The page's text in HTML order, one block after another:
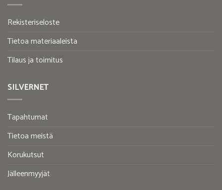
Rekisteriseloste
Tietoa materiaaleista
Tilaus ja toimitus
SILVERNET
Tapahtumat
Tietoa meistä
Korukutsut
Jälleenmyyjät